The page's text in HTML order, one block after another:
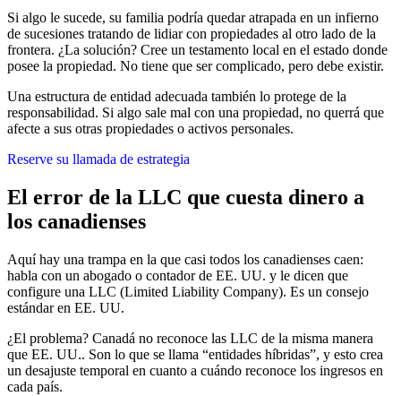
Si algo le sucede, su familia podría quedar atrapada en un infierno
de sucesiones tratando de lidiar con propiedades al otro lado de la
frontera. ¿La solución? Cree un testamento local en el estado donde
posee la propiedad. No tiene que ser complicado, pero debe existir.
Una estructura de entidad adecuada también lo protege de la
responsabilidad. Si algo sale mal con una propiedad, no querrá que
afecte a sus otras propiedades o activos personales.
Reserve su llamada de estrategia
El error de la LLC que cuesta dinero a
los canadienses
Aquí hay una trampa en la que casi todos los canadienses caen:
habla con un abogado o contador de EE. UU. y le dicen que
configure una LLC (Limited Liability Company). Es un consejo
estándar en EE. UU.
¿El problema? Canadá no reconoce las LLC de la misma manera
que EE. UU.. Son lo que se llama “entidades híbridas”, y esto crea
un desajuste temporal en cuanto a cuándo reconoce los ingresos en
cada país.